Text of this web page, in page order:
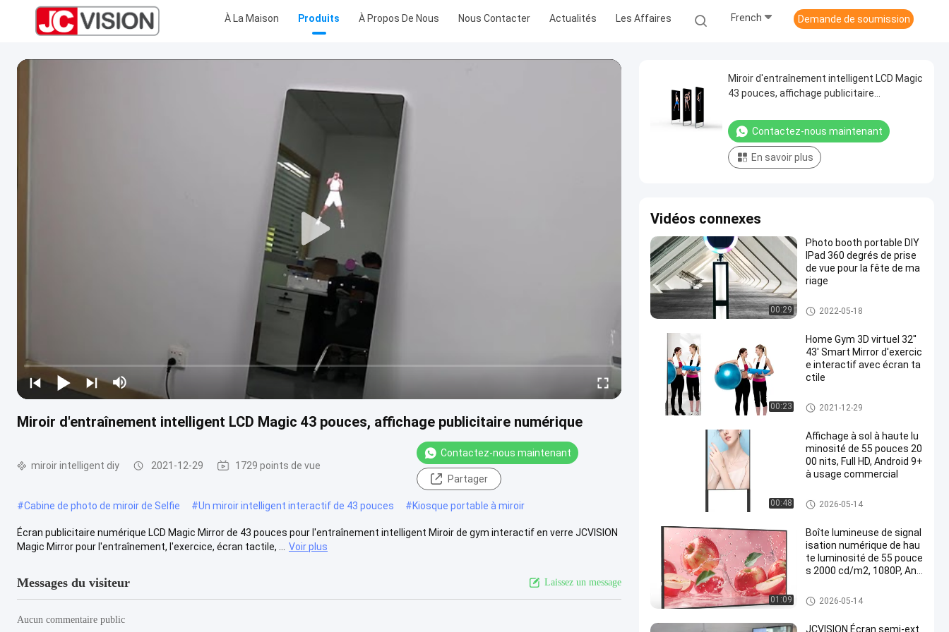
À La Maison Produits À Propos De Nous Nous Contacter Actualités Les Affaires French Demande de soumission
Miroir d'entraînement intelligent LCD Magic 43 pouces, affichage publicitaire numérique
miroir intelligent diy 2021-12-29 1729 points de vue
Contactez-nous maintenant
Partager
#Cabine de photo de miroir de Selfie #Un miroir intelligent interactif de 43 pouces #Kiosque portable à miroir
Écran publicitaire numérique LCD Magic Mirror de 43 pouces pour l'entraînement intelligent Miroir de gym interactif en verre JCVISION
Magic Mirror pour l'entraînement, l'exercice, écran tactile, ...
Voir plus
Messages du visiteur Laissez un message
Aucun commentaire public
Miroir d'entraînement intelligent LCD Magic
43 pouces, affichage publicitaire
Contactez-nous maintenant
En savoir plus
Vidéos connexes
00:29
Photo booth portable DIY
IPad 360 degrés de prise
de vue pour la fête de ma
riage
miroir intelligent diy
2022-05-18
00:23
Home Gym 3D virtuel 32''
43' Smart Mirror d'exercic
e interactif avec écran ta
ctile
miroir intelligent diy
2021-12-29
00:48
Affichage à sol à haute lu
minosité de 55 pouces 20
00 nits, Full HD, Android 9+
à usage commercial
Affichage extérieur de Signage
de Digital
2026-05-14
01:09
Boîte lumineuse de signal
isation numérique de hau
te luminosité de 55 pouce
s 2000 cd/m2, 1080P, And
rcial sur mur
Affichage extérieur de Signage
de Digital
2026-05-14
JCVISION Écran semi-ext